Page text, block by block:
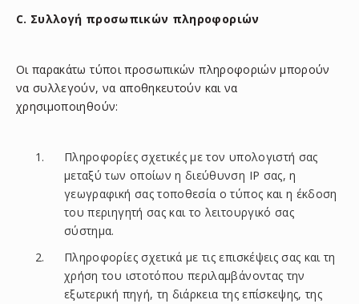
C. Συλλογή προσωπικών πληροφοριών
Οι παρακάτω τύποι προσωπικών πληροφοριών μπορούν
να συλλεγούν, να αποθηκευτούν και να
χρησιμοποιηθούν:
Πληροφορίες σχετικές με τον υπολογιστή σας
μεταξύ των οποίων η διεύθυνση IP σας, η
γεωγραφική σας τοποθεσία ο τύπος και η έκδοση
του περιηγητή σας και το λειτουργικό σας
σύστημα.
Πληροφορίες σχετικά με τις επισκέψεις σας και τη
χρήση του ιστοτόπου περιλαμβάνοντας την
εξωτερική πηγή, τη διάρκεια της επίσκεψης, της